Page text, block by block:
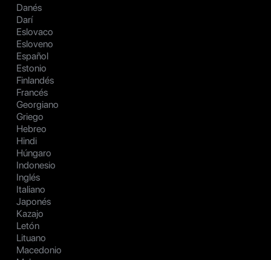
Danés
Darí
Eslovaco
Esloveno
Español
Estonio
Finlandés
Francés
Georgiano
Griego
Hebreo
Hindi
Húngaro
Indonesio
Inglés
Italiano
Japonés
Kazajo
Letón
Lituano
Macedonio